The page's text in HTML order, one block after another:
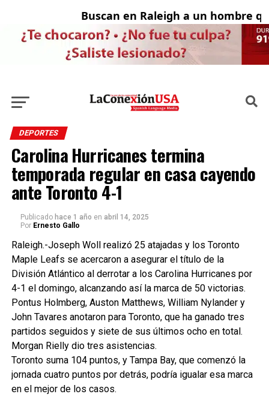
Buscan en Raleigh a un hombre
DEPORTES
Carolina Hurricanes termina
temporada regular en casa cayendo
ante Toronto 4-1
Publicado hace 1 año en abril 14, 2025
Por Ernesto Gallo
Raleigh.-Joseph Woll realizó 25 atajadas y los Toronto
Maple Leafs se acercaron a asegurar el título de la
División Atlántico al derrotar a los Carolina Hurricanes por
4-1 el domingo, alcanzando así la marca de 50 victorias.
Pontus Holmberg, Auston Matthews, William Nylander y
John Tavares anotaron para Toronto, que ha ganado tres
partidos seguidos y siete de sus últimos ocho en total.
Morgan Rielly dio tres asistencias.
Toronto suma 104 puntos, y Tampa Bay, que comenzó la
jornada cuatro puntos por detrás, podría igualar esa marca
en el mejor de los casos.